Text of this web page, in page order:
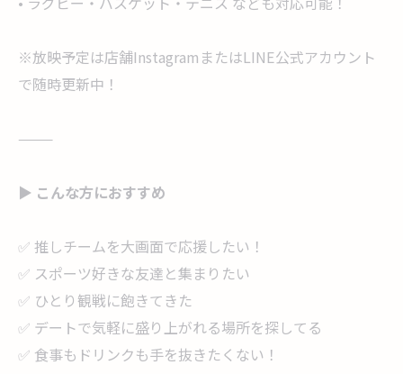
※放映予定は店舗InstagramまたはLINE公式アカウント
で随時更新中！
⸻
▶ こんな方におすすめ
✅ 推しチームを大画面で応援したい！
✅ スポーツ好きな友達と集まりたい
✅ ひとり観戦に飽きてきた
✅ デートで気軽に盛り上がれる場所を探してる
✅ 食事もドリンクも手を抜きたくない！